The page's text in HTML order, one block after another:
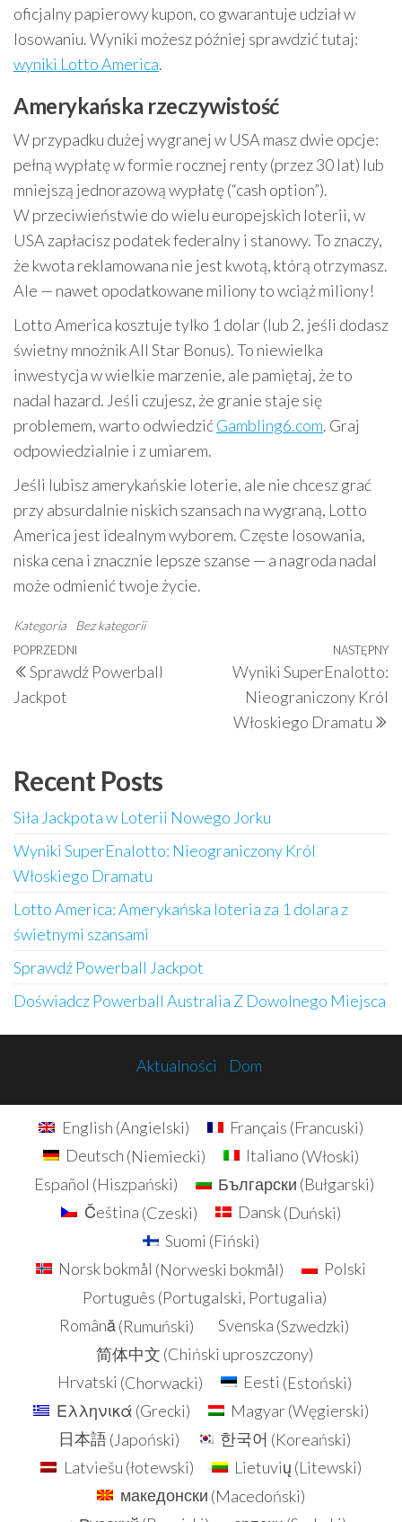
oficjalny papierowy kupon, co gwarantuje udział w
losowaniu. Wyniki możesz później sprawdzić tutaj:
wyniki Lotto America.
Amerykańska rzeczywistość
W przypadku dużej wygranej w USA masz dwie opcje:
pełną wypłatę w formie rocznej renty (przez 30 lat) lub
mniejszą jednorazową wypłatę (“cash option”).
W przeciwieństwie do wielu europejskich loterii, w
USA zapłacisz podatek federalny i stanowy. To znaczy,
że kwota reklamowana nie jest kwotą, którą otrzymasz.
Ale — nawet opodatkowane miliony to wciąż miliony!
Lotto America kosztuje tylko 1 dolar (lub 2, jeśli dodasz
świetny mnożnik All Star Bonus). To niewielka
inwestycja w wielkie marzenie, ale pamiętaj, że to
nadal hazard. Jeśli czujesz, że granie staje się
problemem, warto odwiedzićGambling6.com. Graj
odpowiedzialnie i z umiarem.
Jeśli lubisz amerykańskie loterie, ale nie chcesz grać
przy absurdalnie niskich szansach na wygraną, Lotto
America jest idealnym wyborem. Częste losowania,
niska cena i znacznie lepsze szanse — a nagroda nadal
może odmienić twoje życie.
Kategoria Bez kategorii
Nawigacja
wpisu
Poprzedni
wpis
POPRZEDNI
Sprawdź Powerball
Jackpot
NASTĘPNY
Wyniki SuperEnalotto:
Nieograniczony Król
Włoskiego Dramatu
Recent Posts
Siła Jackpota w Loterii Nowego Jorku
Wyniki SuperEnalotto: Nieograniczony Król
Włoskiego Dramatu
Lotto America: Amerykańska loteria za 1 dolara z
świetnymi szansami
Sprawdź Powerball Jackpot
Doświadcz Powerball Australia Z Dowolnego Miejsca
Aktualności Dom
English (Angielski) Français (Francuski)
Deutsch (Niemiecki) Italiano (Włoski)
Español (Hiszpański) Български (Bułgarski)
Čeština (Czeski) Dansk(Duński)
Suomi (Fiński)
Norsk bokmål (Norweski bokmål)
Polski
Português (Portugalski, Portugalia)
Română(Rumuński) Svenska (Szwedzki)
简体中文 (Chiński uproszczony)
Hrvatski (Chorwacki) Eesti (Estoński)
Ελληνικά (Grecki) Magyar(Węgierski)
日本語( Japoński) 한국어 (Koreański)
Latviešu (łotewski) Lietuvių (Litewski)
македонски (Macedoński)